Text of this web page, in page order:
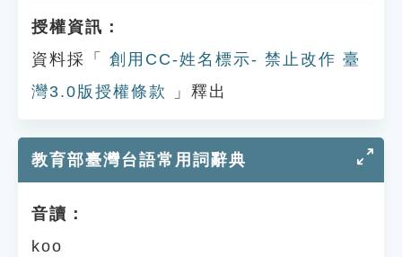
授權資訊：
資料採「
創用CC-姓名標示- 禁止改作 臺
灣3.0版授權條款
」釋出
教育部臺灣台語常用詞辭典
音讀：
koo